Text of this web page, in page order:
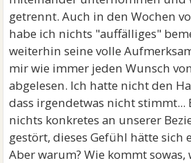
getrennt. Auch in den Wochen
habe ich nichts "auffälliges"
weiterhin seine volle
mir wie immer jeden Wunsch
abgelesen. Ich hatte nicht den
dass irgendetwas nicht stimmt...
nichts konkretes an unserer
gestört, dieses Gefühl hätte sich
Aber warum? Wie kommt sowas,